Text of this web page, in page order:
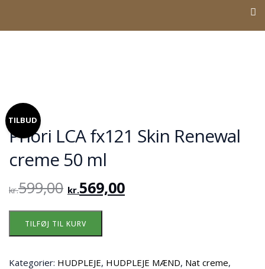
TILBUD
Priori LCA fx121 Skin Renewal
creme 50 ml
kr.599,00 kr.569,00
TILFØJ TIL KURV
Kategorier: HUDPLEJE, HUDPLEJE MÆND, Nat creme,